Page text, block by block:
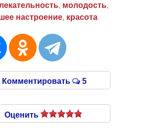
, молодость,
настроение, красота
Комментировать 5
Оценить